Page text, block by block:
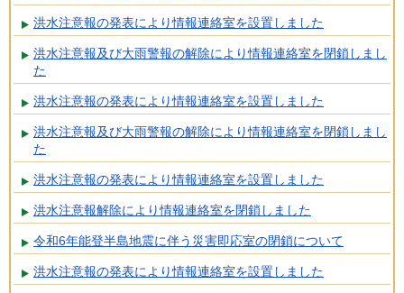
洪水注意報の発表により情報連絡室を設置しました
洪水注意報及び大雨警報の解除により情報連絡室を閉鎖しまし
た
洪水注意報の発表により情報連絡室を設置しました
洪水注意報及び大雨警報の解除により情報連絡室を閉鎖しまし
た
洪水注意報の発表により情報連絡室を設置しました
洪水注意報解除により情報連絡室を閉鎖しました
令和6年能登半島地震に伴う災害即応室の閉鎖について
洪水注意報の発表により情報連絡室を設置しました